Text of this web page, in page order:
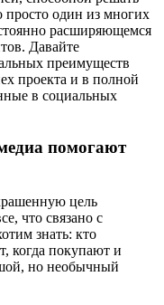
один из многих
расширяющемся
Давайте
преимуществ
проекта и в полной
в социальных
помогают
цель
что связано с
знать: кто
когда покупают и
но необычный